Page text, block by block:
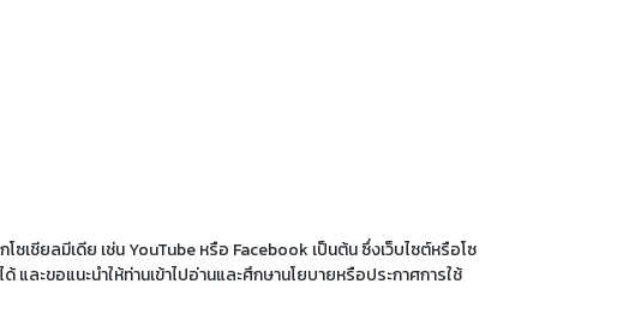
เชียลมีเดีย เช่น YouTube หรือ Facebook เป็นต้น ซึ่งเว็บไซต์หรือโซ
ะขอแนะนำให้ท่านเข้าไปอ่านและศึกษานโยบายหรือประกาศการใช้